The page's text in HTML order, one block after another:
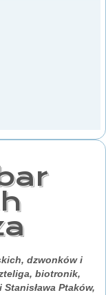
dzwonków i
biotronik,
Ptaków,